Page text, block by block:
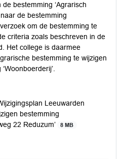
bestemming ‘Agrarisch
de bestemming
om de bestemming te
criteria zoals beschreven in de
Het college is daarmee
bestemming te wijzigen
Leeuwarden
bestemming
22 Reduzum’
8 MB